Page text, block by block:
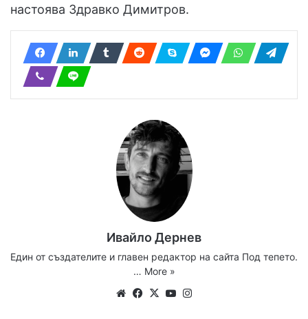
настоява Здравко Димитров.
Ивайло Дернев
Един от създателите и главен редактор на сайта Под тепето.
… More »
We Fa
X
Yo